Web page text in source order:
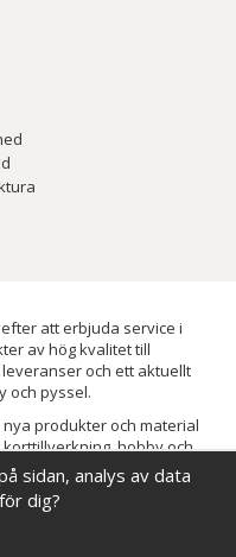
att erbjuda service i
av hög kvalitet till
och ett aktuellt
och pyssel.
produkter och material
hobby och
och löpande förbättra och
det du behöver hos oss.
sidan, analys av data
dig?